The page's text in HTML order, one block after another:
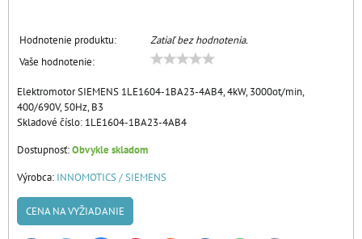
Hodnotenie produktu:
Zatiaľ bez hodnotenia.
Vaše hodnotenie:
Elektromotor SIEMENS 1LE1604-1BA23-4AB4, 4kW, 3000ot/min,
400/690V, 50Hz, B3
Skladové číslo: 1LE1604-1BA23-4AB4
Dostupnosť:Obvykle skladom
Výrobca: INNOMOTICS / SIEMENS
CENA NA VYŽIADANIE